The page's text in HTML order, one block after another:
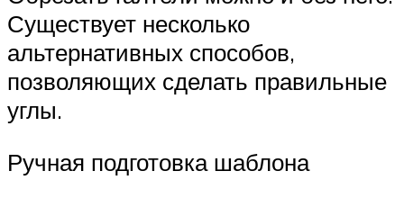
Существует несколько
альтернативных способов,
позволяющих сделать правильные
углы.
Ручная подготовка шаблона